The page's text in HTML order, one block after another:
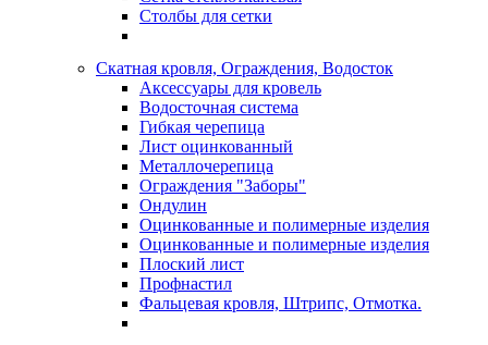
Столбы для сетки
Скатная кровля, Ограждения, Водосток
Аксессуары для кровель
Водосточная система
Гибкая черепица
Лист оцинкованный
Металлочерепица
Ограждения "Заборы"
Ондулин
Оцинкованные и полимерные изделия
Оцинкованные и полимерные изделия
Плоский лист
Профнастил
Фальцевая кровля, Штрипс, Отмотка.